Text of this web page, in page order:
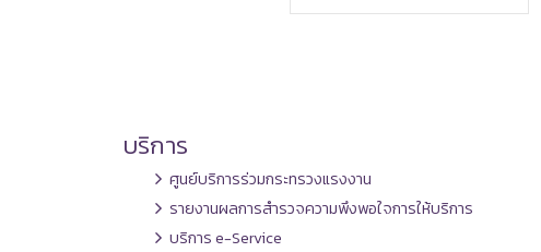
บริการ
ศูนย์บริการร่วมกระทรวงแรงงาน
รายงานผลการสำรวจความพึงพอใจการให้บริการ
บริการ e-Service